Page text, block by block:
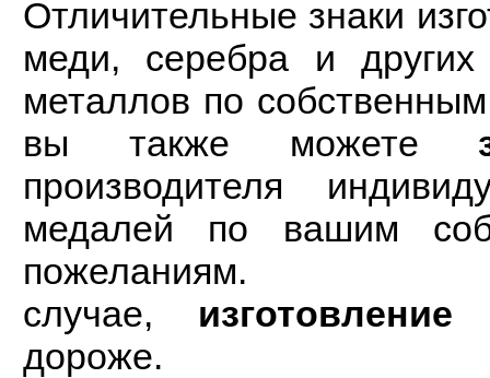
Отличительные знаки
меди, серебра и
металлов по
вы также можете
производителя
медалей по вашим
случае, изготовление
дороже.